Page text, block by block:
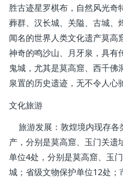
胜古迹星罗棋布，自然风光奇
葬群、汉长城、关隘、古城、
闻名的世界人类文化遗产莫高
神奇的鸣沙山、月牙泉，具有
鬼城，尤其是莫高窟、西千
泉置的历史遗迹，无不令人心
文化旅游
旅游发展：敦煌境内现存各
产，分别是莫高窟、玉门关遗
单位4处，分别是莫高窟、玉
城；省级文物保护单位12处